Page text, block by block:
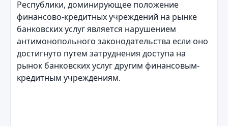
Республики, доминирующее положение
финансово-кредитных учреждений на рынке
банковских услуг является нарушением
антимонопольного законодательства если оно
достигнуто путем затруднения доступа на
рынок банковских услуг другим финансовым-
кредитным учреждениям.